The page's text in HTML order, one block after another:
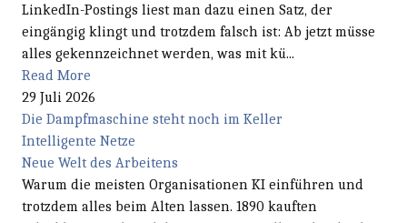
LinkedIn-Postings liest man dazu einen Satz, der
eingängig klingt und trotzdem falsch ist: Ab jetzt müsse
alles gekennzeichnet werden, was mit kü...
Read More
29 Juli 2026
Die Dampfmaschine steht noch im Keller
Intelligente Netze
Neue Welt des Arbeitens
Warum die meisten Organisationen KI einführen und
trotzdem alles beim Alten lassen. 1890 kauften